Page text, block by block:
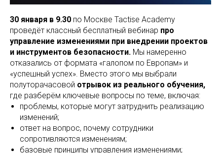
30 января в 9.30 по Москве Tactise Academy
проведёт классный бесплатный вебинар про
управление изменениями при внедрении проектов
и инструментов безопасности. Мы намеренно
отказались от формата «галопом по Европам» и
«успешный успех». Вместо этого мы выбрали
полуторачасовой отрывок из реального обучения,
где разберём ключевые вопросы по теме, включая:
проблемы, которые могут затруднить реализацию
изменений;
ответ на вопрос, почему сотрудники
сопротивляются изменениям;
базовые принципы управления изменениями;